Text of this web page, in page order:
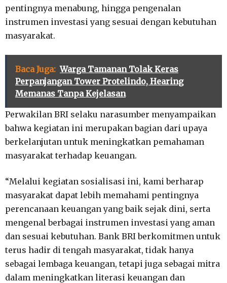
pentingnya menabung, hingga pengenalan
instrumen investasi yang sesuai dengan kebutuhan
masyarakat.
Baca Juga: Warga Tamanan Tolak Keras
Perpanjangan Tower Protelindo, Hearing
Memanas Tanpa Kejelasan
Perwakilan BRI selaku narasumber menyampaikan
bahwa kegiatan ini merupakan bagian dari upaya
berkelanjutan untuk meningkatkan pemahaman
masyarakat terhadap keuangan.
“Melalui kegiatan sosialisasi ini, kami berharap
masyarakat dapat lebih memahami pentingnya
perencanaan keuangan yang baik sejak dini, serta
mengenal berbagai instrumen investasi yang aman
dan sesuai kebutuhan. Bank BRI berkomitmen untuk
terus hadir di tengah masyarakat, tidak hanya
sebagai lembaga keuangan, tetapi juga sebagai mitra
dalam meningkatkan literasi keuangan dan